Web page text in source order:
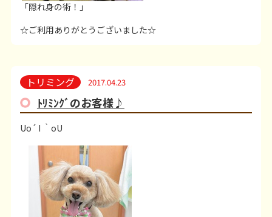
「隠れ身の術！」
☆ご利用ありがとうございました☆
トリミング 2017.04.23
ﾄﾘﾐﾝｸﾞのお客様♪
Uo´ I ｀oU